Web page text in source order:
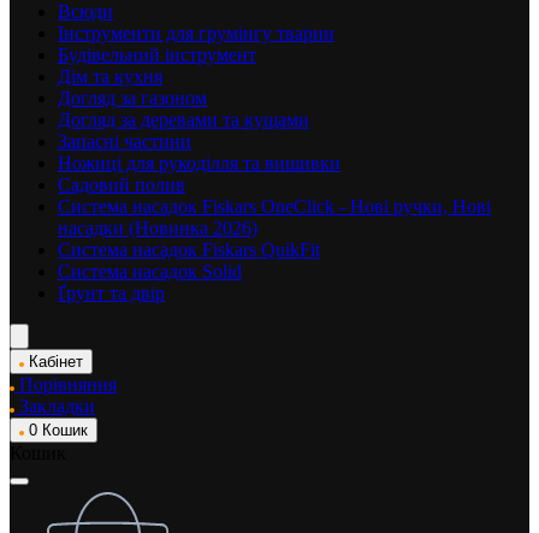
Всюди
Інструменти для грумінгу тварин
Будівельний інструмент
Дім та кухня
Догляд за газоном
Догляд за деревами та кущами
Запасні частини
Ножиці для рукоділля та вишивки
Садовий полив
Система насадок Fiskars OneClick - Нові ручки, Нові
насадки (Новинка 2026)
Система насадок Fiskars QuikFit
Система насадок Solid
Ґрунт та двір
Кабінет
Порівняння
Закладки
0 Кошик